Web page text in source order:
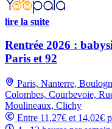
lire la suite
Rentrée 2026 :
Paris et 92
Paris, Nanterre,
Colombes, Courbevoie,
Moulineaux, Clichy
Entre 11,27€ et 14,02€